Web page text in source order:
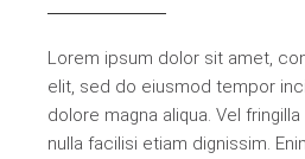
Lorem ipsum dolor sit amet,
elit, sed do eiusmod tempor
dolore magna aliqua. Vel
nulla facilisi etiam dignissim.